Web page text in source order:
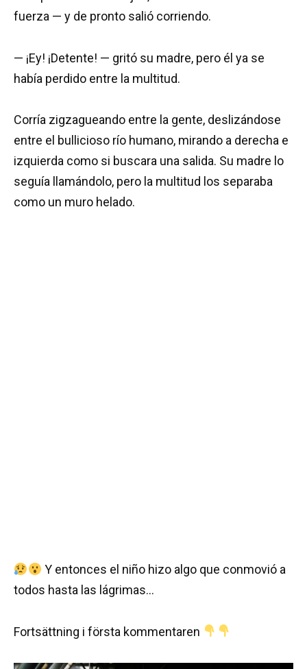
fuerza — y de pronto salió corriendo.
— ¡Ey! ¡Detente! — gritó su madre, pero él ya se
había perdido entre la multitud.
Corría zigzagueando entre la gente, deslizándose
entre el bullicioso río humano, mirando a derecha e
izquierda como si buscara una salida. Su madre lo
seguía llamándolo, pero la multitud los separaba
como un muro helado.
Y entonces el niño hizo algo que conmovió a
todos hasta las lágrimas…
Fortsättning i första kommentaren